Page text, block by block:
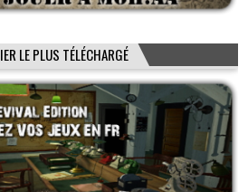
LE PLUS TÉLÉCHARGÉ